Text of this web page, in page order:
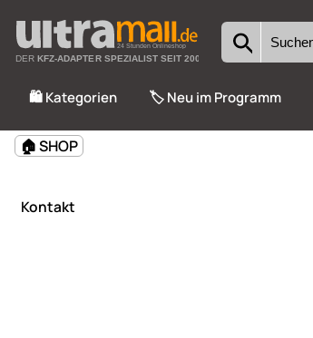
24 Stunden Onlineshop
DERKFZ-ADAPTER SPEZIALIST SEIT 2002
🛍️ Kategorien 🏷️ Neu im Programm
🏠 SHOP
Kontakt